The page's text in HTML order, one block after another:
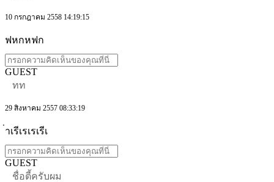
10 กรกฎาคม 2558 14:19:15
ฟหกหฟก
GUEST
ทท
29 สิงหาคม 2557 08:33:19
่าเรีเรเรเรีเ
GUEST
ชื่อตี้ครับผม